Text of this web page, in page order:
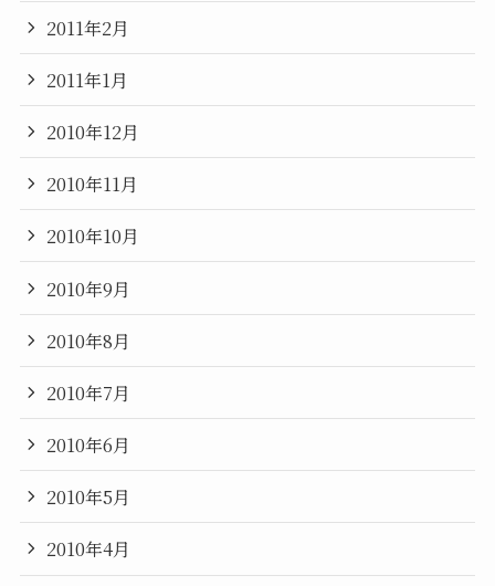
2011年2月
2011年1月
2010年12月
2010年11月
2010年10月
2010年9月
2010年8月
2010年7月
2010年6月
2010年5月
2010年4月